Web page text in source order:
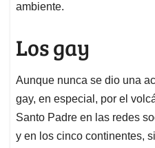
ambiente.
Los gay
Aunque nunca se dio una
gay, en especial, por el
Santo Padre en las redes
y en los cinco continentes,